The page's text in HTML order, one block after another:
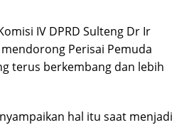
IV DPRD Sulteng Dr Ir
mendorong Perisai Pemuda
terus berkembang dan lebih
hal itu saat menjadi